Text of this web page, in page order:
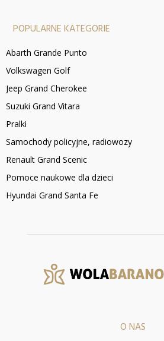
POPULARNE KATEGORIE
Abarth Grande Punto
Volkswagen Golf
Jeep Grand Cherokee
Suzuki Grand Vitara
Pralki
Samochody policyjne, radiowozy
Renault Grand Scenic
Pomoce naukowe dla dzieci
Hyundai Grand Santa Fe
O NAS